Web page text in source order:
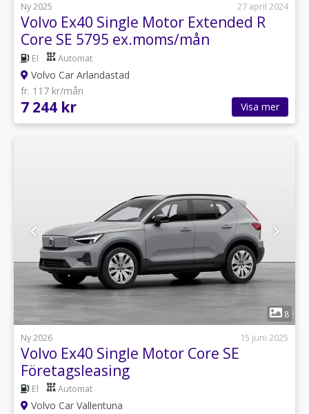
Ny 2025
27 april 2024
Volvo Ex40 Single Motor Extended R
Core SE 5795 ex.moms/mån
El Automat
Volvo Car Arlandastad
fr. 117 kr/mån
7 244 kr Visa mer
8
Ny 2026
15 juni 2025
Volvo Ex40 Single Motor Core SE
Företagsleasing
El Automat
Volvo Car Vallentuna